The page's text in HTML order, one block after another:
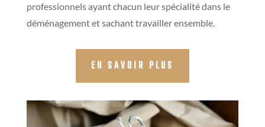
professionnels ayant chacun leur spécialité dans le
déménagement et sachant travailler ensemble.
EN SAVOIR PLUS